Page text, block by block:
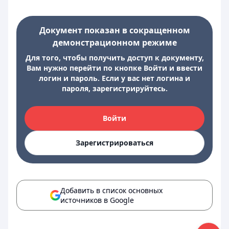
Документ показан в сокращенном
демонстрационном режиме
Для того, чтобы получить доступ к документу,
Вам нужно перейти по кнопке Войти и ввести
логин и пароль. Если у вас нет логина и
пароля, зарегистрируйтесь.
Войти
Зарегистрироваться
Добавить в список основных
источников в Google